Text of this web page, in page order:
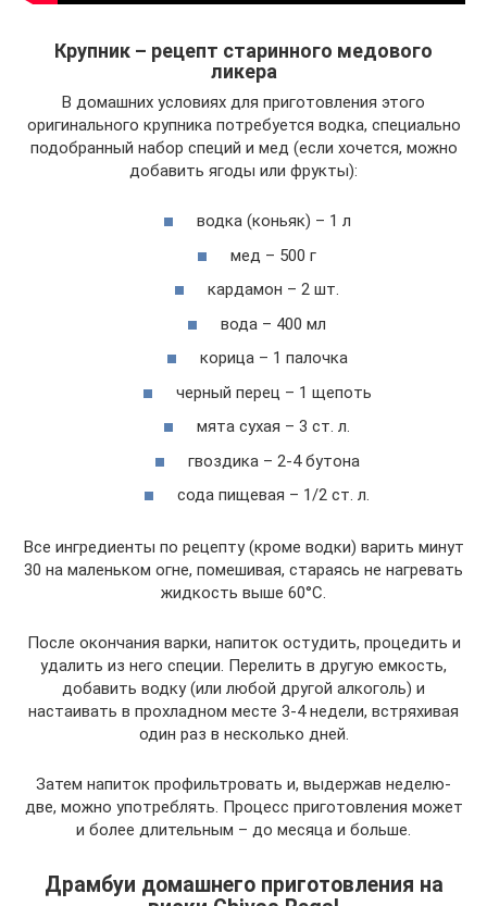
Крупник – рецепт старинного медового
ликера
В домашних условиях для приготовления этого
оригинального крупника потребуется водка, специально
подобранный набор специй и мед (если хочется, можно
добавить ягоды или фрукты):
водка (коньяк) – 1 л
мед – 500 г
кардамон – 2 шт.
вода – 400 мл
корица – 1 палочка
черный перец – 1 щепоть
мята сухая – 3 ст. л.
гвоздика – 2-4 бутона
сода пищевая – 1/2 ст. л.
Все ингредиенты по рецепту (кроме водки) варить минут
30 на маленьком огне, помешивая, стараясь не нагревать
жидкость выше 60°С.
После окончания варки, напиток остудить, процедить и
удалить из него специи. Перелить в другую емкость,
добавить водку (или любой другой алкоголь) и
настаивать в прохладном месте 3-4 недели, встряхивая
один раз в несколько дней.
Затем напиток профильтровать и, выдержав неделю-
две, можно употреблять. Процесс приготовления может
и более длительным – до месяца и больше.
Драмбуи домашнего приготовления на